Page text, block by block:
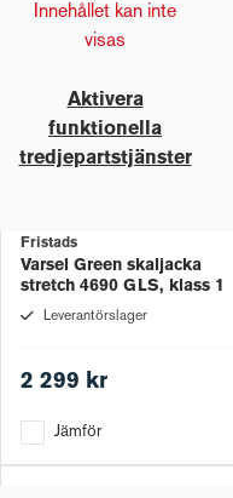
Innehållet kan inte
visas
Aktivera
funktionella
tredjepartstjänster
Fristads
Varsel Green skaljacka
stretch 4690 GLS, klass 1
Leverantörslager
2 299 kr
Jämför